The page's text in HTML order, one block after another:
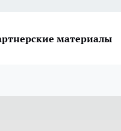
материалы